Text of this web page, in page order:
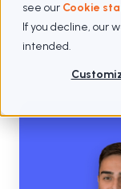
see our Cookie
If you decline, our
intended.